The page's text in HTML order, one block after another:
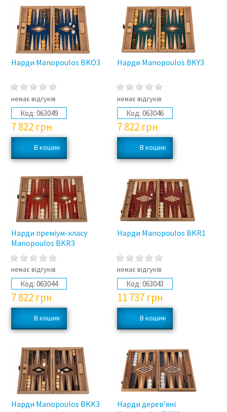
Нарди Manopoulos BKO3
немає відгуків
Код: 063049
7 822 грн
Нарди Manopoulos BKY3
немає відгуків
Код: 063046
7 822 грн
Нарди преміум-класу
Manopoulos BKR3
немає відгуків
Код: 063044
7 822 грн
Нарди Manopoulos BKR1
немає відгуків
Код: 063043
11 737 грн
Нарди Manopoulos BKK3
Нарди дерев’яні